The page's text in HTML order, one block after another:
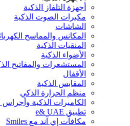
أجهزة التلفاز الذكية
مكبرات الصوت الذكية
الشاشات
المكانس والمماسح الكهربائية الذكية
المنقيات الذكية
الأضواء الذكية
المستشعرات والمفاتيح الذكية
الأقفال
المقابس الذكية
منظم الحرارة الذكي
الكاميرات الذكية وأجراس الأبواب
تطبيق e& UAE
مكافآت إي آند مع Smiles